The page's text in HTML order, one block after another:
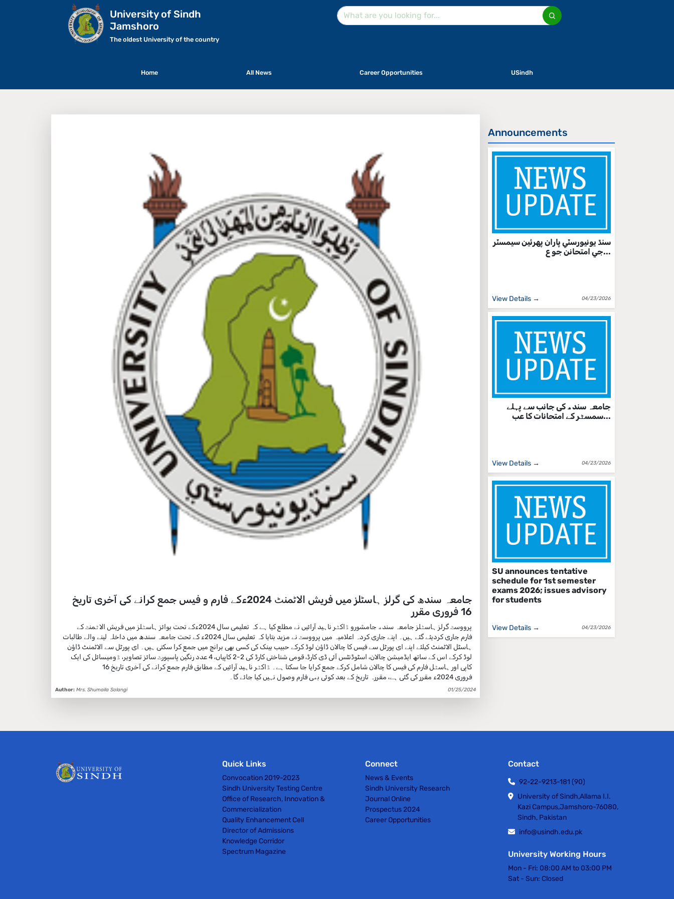
University of Sindh
Jamshoro
The oldest University of the country
Home All News Career Opportunities USindh
جامعہ سندھ کی گرلز ہاسٹلز میں فریش الاٹمنٹ 2024ءکے فارم و فیس جمع کرانے کی آخری تاریخ
16 فروری مقرر
فارم جاری کردیئے گئے ہیں۔ اپنے جاری کردہ اعلامیہ میں پرووسٹ نے مزید بتایا کہ تعلیمی سال 2024ء کے تحت جامعہ سندھ میں داخلہ لینے والے طالبات
ہاسٹل الاٹمنٹ کیلئے اپنے ای پورٹل سے فیس کا چالان ڈاؤن لوڈ کرکے حبیب بینک کی کسی بھی برانچ میں جمع کرا سکتی ہیں۔ ای پورٹل سے الاٹمنٹ ڈاؤن
لوڈ کرکے اس کے ساتھ ایڈمیشن چالان، اسٹوڈنٹس آئی ڈی کارڈ، قومی شناختی کارڈ کی 2-2 کاپیاں، 4 عدد رنگین پاسپورٹ سائز تصاویر، ڈومیسائل کی ایک
کاپی اور ہاسٹل فارم کی فیس کا چالان شامل کرکے جمع کرایا جا سکتا ہے۔ ڈاکٹر ناہید آرائیں کے مطابق فارم جمع کرانے کی آخری تاریخ 16
فروری 2024ء مقرر کی گئی ہے، مقررہ تاریخ کے بعد کوئی بھی فارم وصول نہیں کیا جائے گا۔
Author: Mrs. Shumaila Solangi 01/25/2024
Announcements
سنڌ يونيورسٽي پاران پهرئين سيمسٽر
جي امتحانن جو ع...
View Details → 04/23/2026
جامعہ سندھ کی جانب سے پہلے
سمسٹر کے امتحانات کا عب...
View Details → 04/23/2026
SU announces tentative
schedule for 1st semester
exams 2026; issues advisory
for students
View Details → 04/23/2026
Quick Links
Convocation 2019-2023
Sindh University Testing Centre
Office of Research, Innovation &
Commercialization
Quality Enhancement Cell
Director of Admissions
Knowledge Corridor
Spectrum Magazine
Connect
News & Events
Sindh University Research
Journal Online
Prospectus 2024
Career Opportunities
Contact
92-22-9213-181 (90)
University of Sindh,Allama I.I.
Kazi Campus,Jamshoro-76080,
Sindh, Pakistan
info@usindh.edu.pk
University Working Hours
Mon - Fri: 08:00 AM to 03:00 PM
Sat - Sun: Closed